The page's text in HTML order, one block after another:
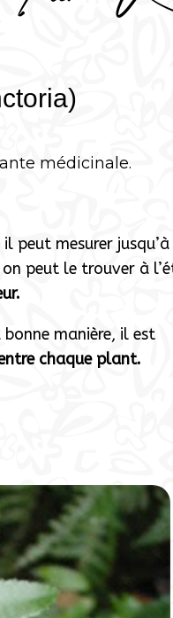
médicinale.
peut mesurer
peut le trouver à
manière, il est
chaque plant.